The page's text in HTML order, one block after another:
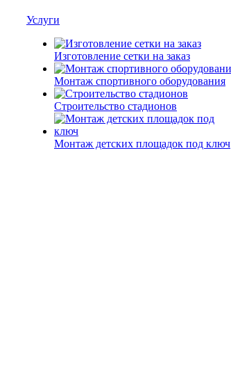
Услуги
Изготовление сетки на заказ
Монтаж спортивного оборудования
Строительство стадионов
Монтаж детских площадок под ключ